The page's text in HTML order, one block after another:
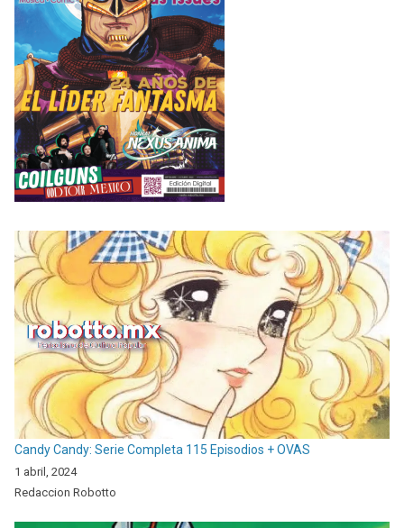
Candy Candy: Serie Completa 115 Episodios + OVAS
1 abril, 2024
Redaccion Robotto